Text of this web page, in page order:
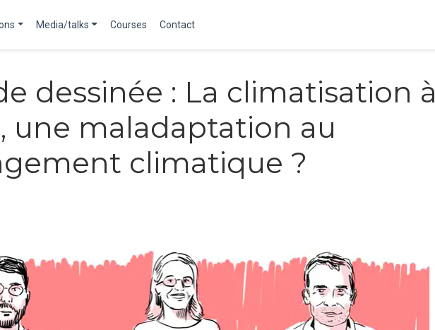
Media/talks Courses Contact
dessinée : La climatisation à
une maladaptation au
climatique ?